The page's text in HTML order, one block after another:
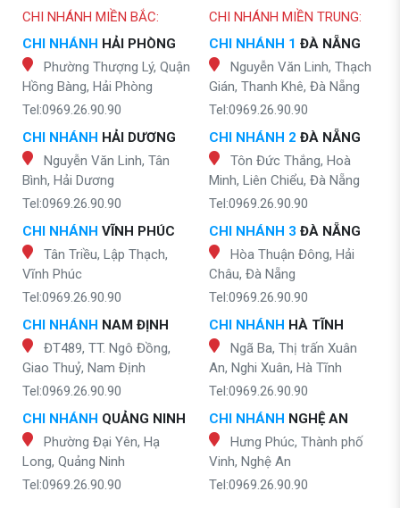
CHI NHÁNH MIỀN BẮC:
CHI NHÁNH HẢI PHÒNG
Phường Thượng Lý, Quận
Hồng Bàng, Hải Phòng
Tel:0969.26.90.90
CHI NHÁNH HẢI DƯƠNG
Nguyễn Văn Linh, Tân
Bình, Hải Dương
Tel:0969.26.90.90
CHI NHÁNH VĨNH PHÚC
Tân Triều, Lập Thạch,
Vĩnh Phúc
Tel:0969.26.90.90
CHI NHÁNH NAM ĐỊNH
ĐT489, TT. Ngô Đồng,
Giao Thuỷ, Nam Định
Tel:0969.26.90.90
CHI NHÁNH QUẢNG NINH
Phường Đại Yên, Hạ
Long, Quảng Ninh
Tel:0969.26.90.90
CHI NHÁNH MIỀN TRUNG:
CHI NHÁNH 1 ĐÀ NẴNG
Nguyễn Văn Linh, Thạch
Gián, Thanh Khê, Đà Nẵng
Tel:0969.26.90.90
CHI NHÁNH 2 ĐÀ NẴNG
Tôn Đức Thắng, Hoà
Minh, Liên Chiểu, Đà Nẵng
Tel:0969.26.90.90
CHI NHÁNH 3 ĐÀ NẴNG
Hòa Thuận Đông, Hải
Châu, Đà Nẵng
Tel:0969.26.90.90
CHI NHÁNH HÀ TĨNH
Ngã Ba, Thị trấn Xuân
An, Nghi Xuân, Hà Tĩnh
Tel:0969.26.90.90
CHI NHÁNH NGHỆ AN
Hưng Phúc, Thành phố
Vinh, Nghệ An
Tel:0969.26.90.90